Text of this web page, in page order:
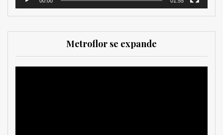
Metroflor se expande